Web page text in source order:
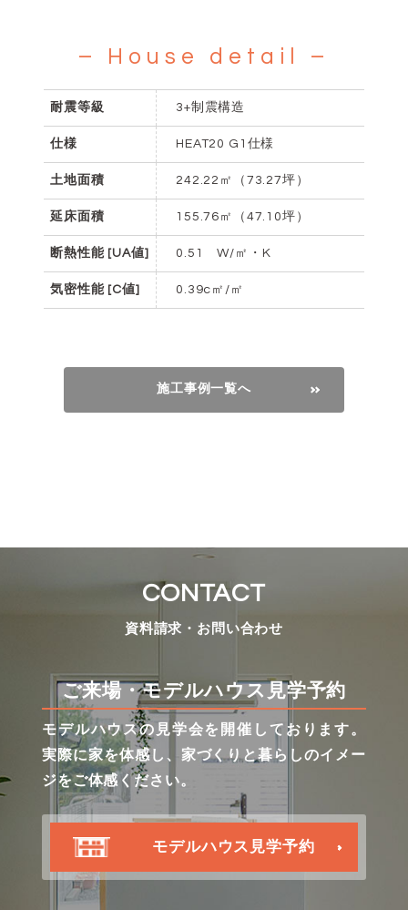
– House detail –
耐震等級 3+制震構造
仕様 HEAT20 G1仕様
土地面積 242.22㎡（73.27坪）
延床面積 155.76㎡（47.10坪）
断熱性能 [UA値] 0.51 W/㎡・K
気密性能 [C値] 0.39c㎡/㎡
施工事例一覧へ
CONTACT
資料請求・お問い合わせ
ご来場・モデルハウス見学予約
モデルハウスの見学会を開催しております。
実際に家を体感し、家づくりと暮らしのイメー
ジをご体感ください。
モデルハウス見学予約